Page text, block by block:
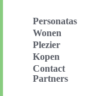
Personatas
Wonen
Plezier
Kopen
Contact
Partners